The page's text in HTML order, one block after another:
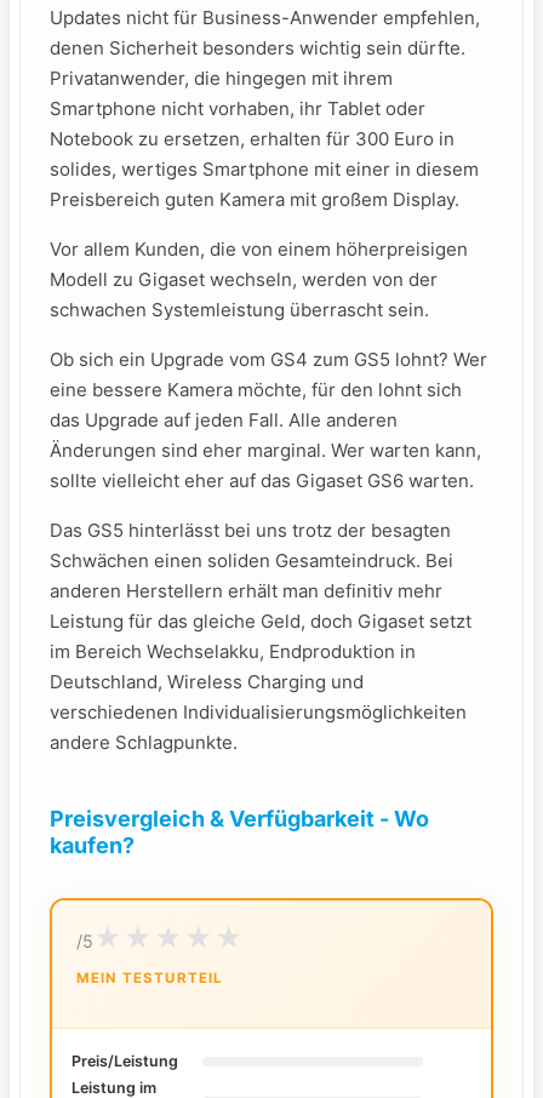
Updates nicht für Business-Anwender empfehlen,
denen Sicherheit besonders wichtig sein dürfte.
Privatanwender, die hingegen mit ihrem
Smartphone nicht vorhaben, ihr Tablet oder
Notebook zu ersetzen, erhalten für 300 Euro in
solides, wertiges Smartphone mit einer in diesem
Preisbereich guten Kamera mit großem Display.
Vor allem Kunden, die von einem höherpreisigen
Modell zu Gigaset wechseln, werden von der
schwachen Systemleistung überrascht sein.
Ob sich ein Upgrade vom GS4 zum GS5 lohnt? Wer
eine bessere Kamera möchte, für den lohnt sich
das Upgrade auf jeden Fall. Alle anderen
Änderungen sind eher marginal. Wer warten kann,
sollte vielleicht eher auf das Gigaset GS6 warten.
Das GS5 hinterlässt bei uns trotz der besagten
Schwächen einen soliden Gesamteindruck. Bei
anderen Herstellern erhält man definitiv mehr
Leistung für das gleiche Geld, doch Gigaset setzt
im Bereich Wechselakku, Endproduktion in
Deutschland, Wireless Charging und
verschiedenen Individualisierungsmöglichkeiten
andere Schlagpunkte.
Preisvergleich & Verfügbarkeit - Wo
kaufen?
MEIN TESTURTEIL
/5
Preis/Leistung
Leistung im